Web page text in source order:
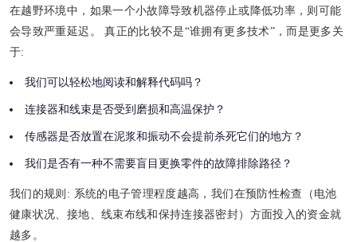
在越野环境中，如果一个小故障导致机器停止或降低功率，则可能
会导致严重延迟。 真正的比较不是“谁拥有更多技术”，而是更多关
于:
我们可以轻松地阅读和解释代码吗？
连接器和线束是否受到磨损和高温保护？
传感器是否放置在泥浆和振动不会提前杀死它们的地方？
我们是否有一种不需要盲目更换零件的故障排除路径？
我们的规则: 系统的电子管理程度越高，我们在预防性检查（电池
健康状况、接地、线束布线和保持连接器密封）方面投入的资金就
越多。